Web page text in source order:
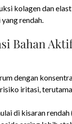
kolagen dan
rendah.
Bahan
dengan
iritasi,
di kisaran